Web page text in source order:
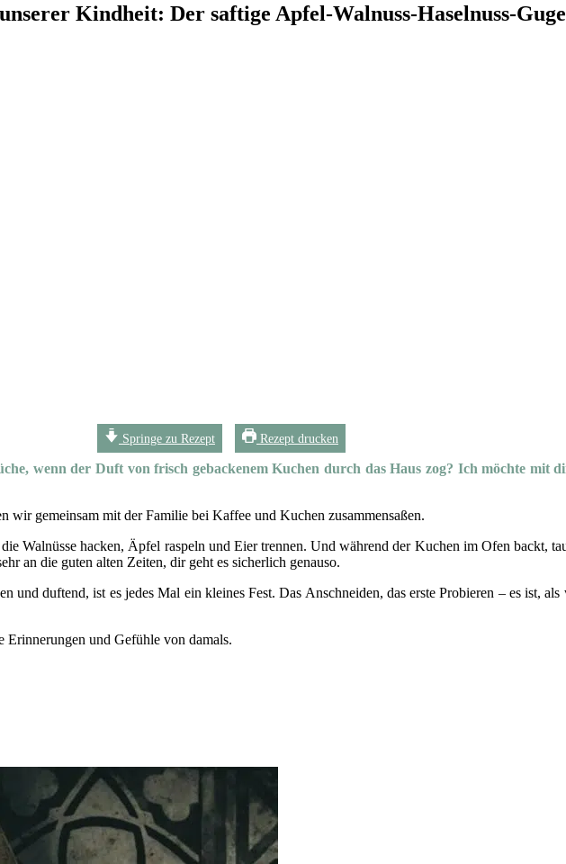
Kindheit: Der saftige Apfel-Walnuss-Haselnuss-
Springe zu Rezept Rezept drucken
wenn der Duft von frisch gebackenem Kuchen durch das Haus zog? Ich möchte mit
wir gemeinsam mit der Familie bei Kaffee und Kuchen zusammensaßen.
Walnüsse hacken, Äpfel raspeln und Eier trennen. Und während der Kuchen im Ofen backt,
an die guten alten Zeiten, dir geht es sicherlich genauso.
duftend, ist es jedes Mal ein kleines Fest. Das Anschneiden, das erste Probieren – es ist,
Erinnerungen und Gefühle von damals.